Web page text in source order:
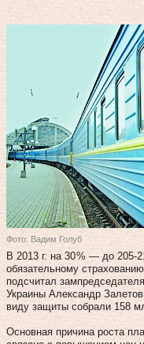
Фото: Вадим Голуб
В 2013 г. на 30 % — до
обязательному
подсчитал
Украины Александр
виду защиты собрали 158
Основная причина роста